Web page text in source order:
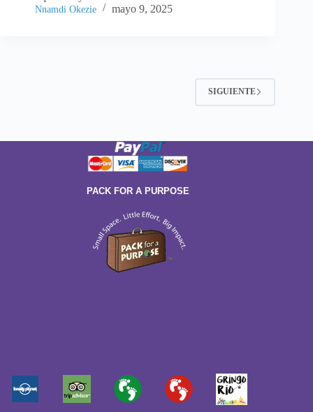
Nnamdi Okezie mayo 9, 2025
SIGUIENTE
PACK FOR A PURPOSE